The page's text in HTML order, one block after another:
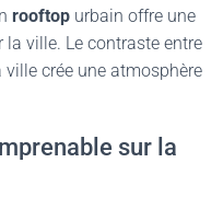
rooftop urbain offre une
ville. Le contraste entre
crée une atmosphère
sur la